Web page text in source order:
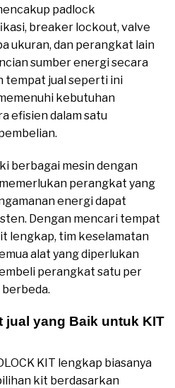
padlock
breaker lockout, valve
ukuran, dan perangkat lain
sumber energi secara
tempat jual seperti ini
kebutuhan
efisien dalam satu
berbagai mesin dengan
perangkat yang
energi dapat
Dengan mencari tempat
lengkap, tim keselamatan
alat yang diperlukan
perangkat satu per
jual yang Baik untuk KIT
KIT lengkap biasanya
kit berdasarkan